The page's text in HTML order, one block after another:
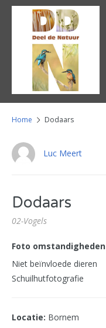
Home Dodaars
Luc Meert
Dodaars
02-Vogels
Foto omstandigheden
Niet beïnvloede dieren
Schuilhutfotografie
Locatie: Bornem